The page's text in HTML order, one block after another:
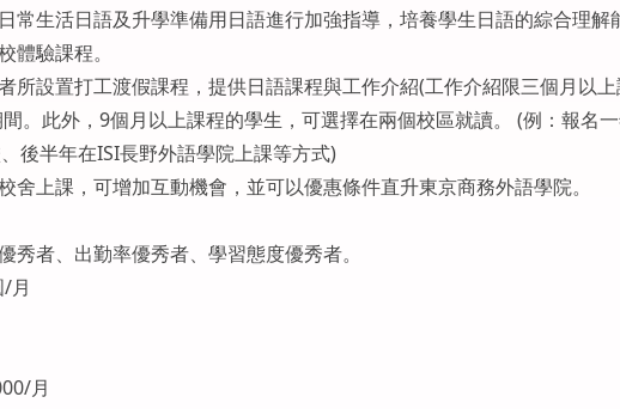
常生活日語及升學準備用日語進行加強指導，培養學生日語的綜合理解
體驗課程。
所設置打工渡假課程，提供日語課程與工作介紹(工作介紹限三個月以
。此外，9個月以上課程的學生，可選擇在兩個校區就讀。 (例：報名
後半年在ISI長野外語學院上課等方式)
舍上課，可增加互動機會，並可以優惠條件直升東京商務外語學院。
者、出勤率優秀者、學習態度優秀者。
月
月